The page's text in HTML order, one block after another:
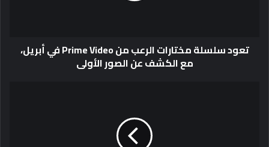
تعود سلسلة مختارات الرعب من Prime Video في أبريل،
مع الكشف عن الصور الأولى